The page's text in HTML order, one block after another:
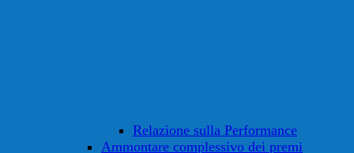
Relazione sulla Performance
Ammontare complessivo dei premi